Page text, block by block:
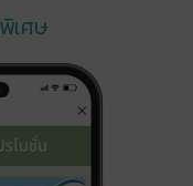
เศษ​